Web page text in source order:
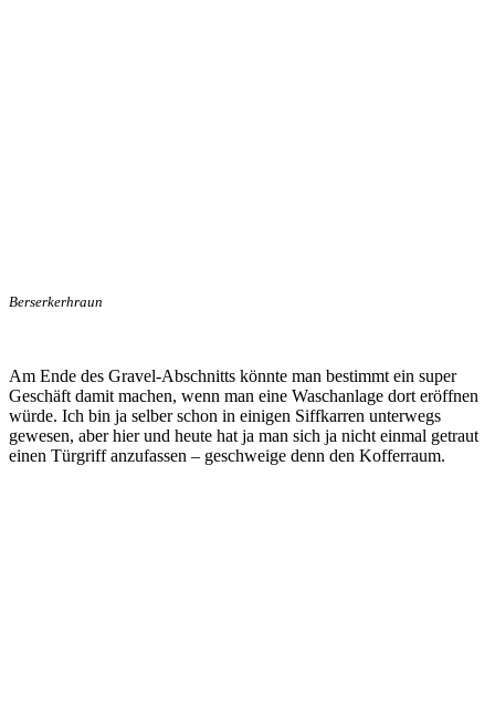
Berserkerhraun
Am Ende des Gravel-Abschnitts könnte man bestimmt ein super
Geschäft damit machen, wenn man eine Waschanlage dort eröffnen
würde. Ich bin ja selber schon in einigen Siffkarren unterwegs
gewesen, aber hier und heute hat ja man sich ja nicht einmal getraut
einen Türgriff anzufassen – geschweige denn den Kofferraum.